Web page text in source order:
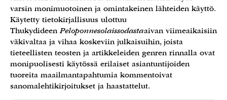
varsin monimuotoinen ja omintakeinen lähteiden käyttö.
Käytetty tietokirjallisuus ulottuu
ThukydideenPeloponnesolaissodastaaivan viimeaikaisiin
väkivaltaa ja vihaa koskeviin julkaisuihin, joista
tieteellisten teosten ja artikkeleiden genren rinnalla ovat
monipuolisesti käytössä erilaiset asiantuntijoiden
tuoreita maailmantapahtumia kommentoivat
sanomalehtikirjoitukset ja haastattelut.